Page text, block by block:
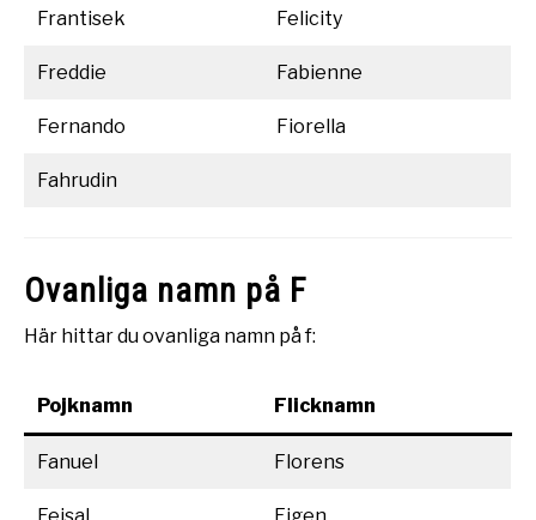
Frantisek Felicity
Freddie Fabienne
Fernando Fiorella
Fahrudin
Ovanliga namn på F
Här hittar du ovanliga namn på f:
Pojknamn Flicknamn
Fanuel Florens